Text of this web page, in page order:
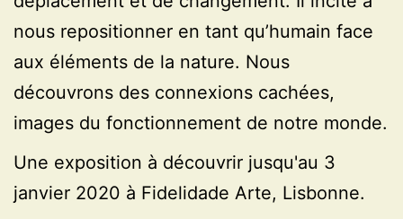
nous repositionner en tant qu’humain face
aux éléments de la nature. Nous
découvrons des connexions cachées,
images du fonctionnement de notre monde.
Une exposition à découvrir jusqu'au 3
janvier 2020 à Fidelidade Arte, Lisbonne.